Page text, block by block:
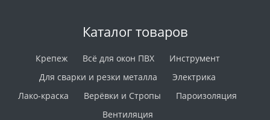
Каталог товаров
Крепеж Всё для окон ПВХ
Инструмент
Для сварки и резки металла
Электрика
Лако-краска
Верёвки и Стропы
Пароизоляция
Вентиляция